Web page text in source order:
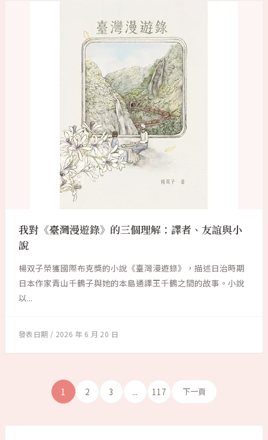
我對《臺灣漫遊錄》的三個理解：譯者、友誼與小
說
楊双子榮獲國際布克獎的小說《臺灣漫遊錄》，描述日治時期
日本作家青山千鶴子與她的本島通譯王千鶴之間的故事。小說
以...
2026 年 6 月 20 日
1 2 3 ... 117 下一頁